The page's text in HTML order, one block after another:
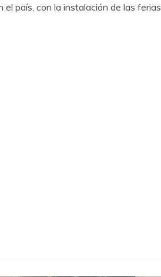
país, con la instalación de las ferias